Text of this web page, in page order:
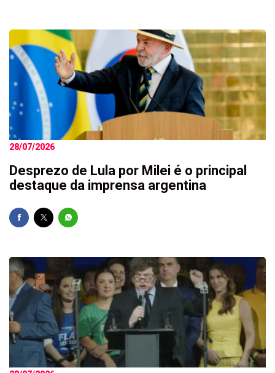
28/07/2026
Desprezo de Lula por Milei é o principal
destaque da imprensa argentina